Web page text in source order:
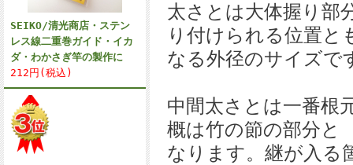
SEIKO/清光商店・ステン
レス線二重巻ガイド・イカ
ダ・わかさぎ竿の製作に
212円(税込)
太さとは大体握り部
り付けられる位置と
なる外径のサイズで
中間太さとは一番根
概は竹の節の部分と
なります。継が入る